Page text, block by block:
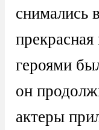
снимались
героями
он
актеры